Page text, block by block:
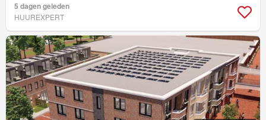
5 dagen geleden
HUUREXPERT